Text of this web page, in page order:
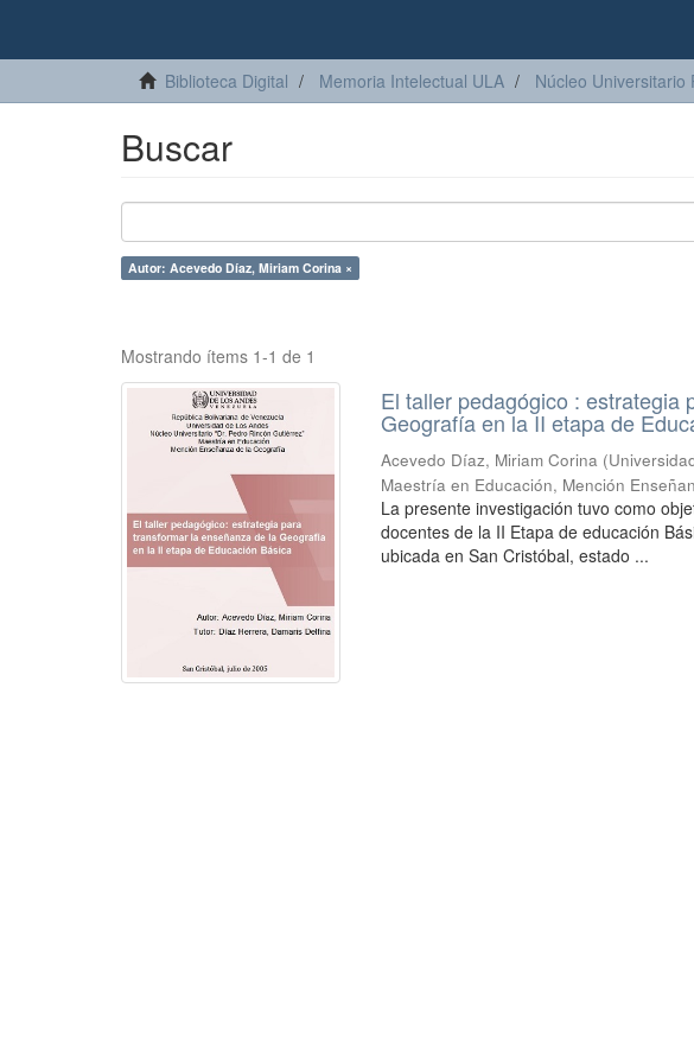
Biblioteca Digital Memoria Intelectual ULA Núcleo Universitario
Buscar
Autor: Acevedo Díaz, Miriam Corina ×
Mostrando ítems 1-1 de 1
El taller pedagógico : estrategia
Geografía en la II etapa de
Acevedo Díaz, Miriam Corina (
Maestría en Educación, Mención
La presente investigación tuvo como
docentes de la II Etapa de educación
ubicada en San Cristóbal, estado ...